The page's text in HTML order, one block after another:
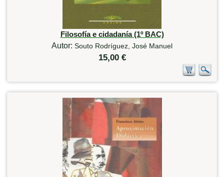
Filosofía e cidadanía (1º BAC)
Autor: Souto Rodríguez, José Manuel
15,00 €